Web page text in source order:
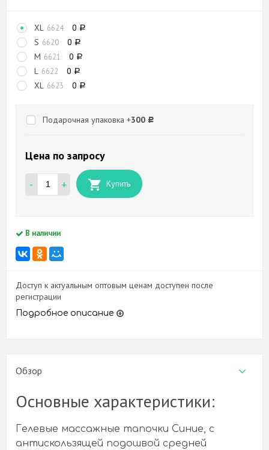
XL 6624 0 Р
S 6620 0 Р
M 6621 0 Р
L 6622 0 Р
XL 6623 0 Р
Подарочная упаковка +300 Р
Цена по запросу
- + Купить
В наличии
Доступ к актуальным оптовым ценам доступен после
регистрации
Подробное описание
Обзор
Основные характеристики:
Гелевые массажные тапочки Синие, с
антискользящей подошвой средней